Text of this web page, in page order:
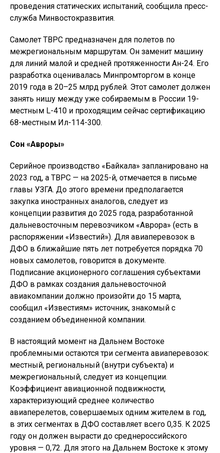
проведения статических испытаний, сообщила пресс-
служба Минвостокразвития.
Самолет ТВРС предназначен для полетов по
межрегиональным маршрутам. Он заменит машину
для линий малой и средней протяженности Ан-24. Его
разработка оценивалась Минпромторгом в конце
2019 года в 20–25 млрд рублей. Этот самолет должен
занять нишу между уже собираемым в России 19-
местным L-410 и проходящим сейчас сертификацию
68-местным Ил-114-300.
Сон «Авроры»
Серийное производство «Байкала» запланировано на
2023 год, а ТВРС — на 2025-й, отмечается в письме
главы УЗГА. До этого времени предполагается
закупка иностранных аналогов, следует из
концепции развития до 2025 года, разработанной
дальневосточным перевозчиком «Аврора» (есть в
распоряжении «Известий»). Для авиаперевозок в
ДФО в ближайшие пять лет потребуется порядка 70
новых самолетов, говорится в документе.
Подписание акционерного соглашения субъектами
ДФО в рамках создания дальневосточной
авиакомпании должно произойти до 15 марта,
сообщил «Известиям» источник, знакомый с
созданием объединенной компании.
В настоящий момент на Дальнем Востоке
проблемными остаются три сегмента авиаперевозок:
местный, региональный (внутри субъекта) и
межрегиональный, следует из концепции.
Коэффициент авиационной подвижности,
характеризующий среднее количество
авиаперелетов, совершаемых одним жителем в год,
в этих сегментах в ДФО составляет всего 0,35. К 2025
году он должен вырасти до среднероссийского
уровня — 0,72. Для этого на Дальнем Востоке к этому